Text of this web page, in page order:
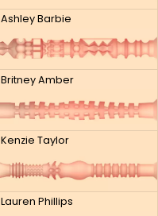
Ashley Barbie
Britney Amber
Kenzie Taylor
Lauren Phillips